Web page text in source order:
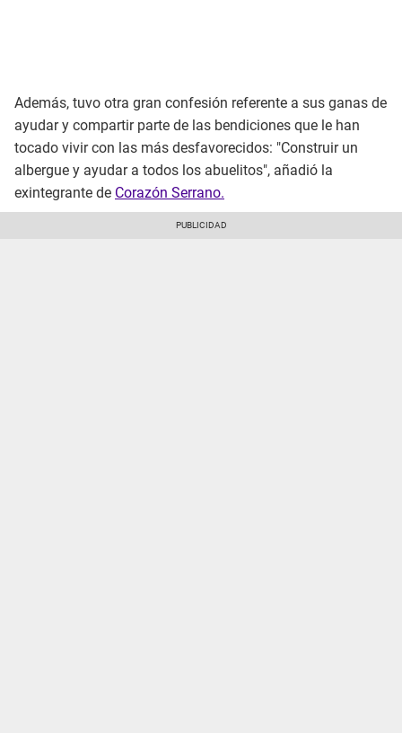
Además, tuvo otra gran confesión referente a sus ganas de
ayudar y compartir parte de las bendiciones que le han
tocado vivir con las más desfavorecidos: "Construir un
albergue y ayudar a todos los abuelitos", añadió la
exintegrante de Corazón Serrano.